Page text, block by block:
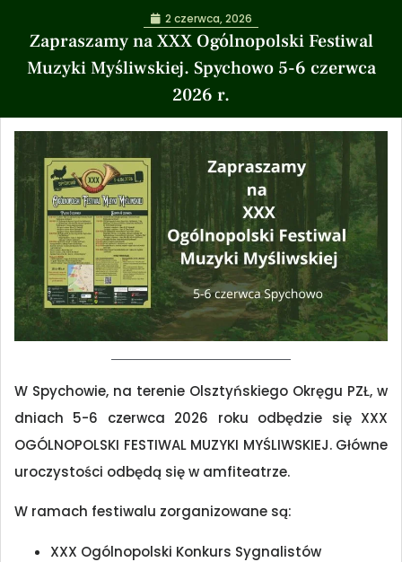
Zapraszamy na XXX Ogólnopolski Festiwal
Muzyki Myśliwskiej. Spychowo 5-6 czerwca
2026 r.
2 czerwca, 2026
W Spychowie, na terenie Olsztyńskiego Okręgu PZŁ, w
dniach 5-6 czerwca 2026 roku odbędzie się XXX
OGÓLNOPOLSKI FESTIWAL MUZYKI MYŚLIWSKIEJ. Główne
uroczystości odbędą się w amfiteatrze.
W ramach festiwalu zorganizowane są:
XXX Ogólnopolski Konkurs Sygnalistów